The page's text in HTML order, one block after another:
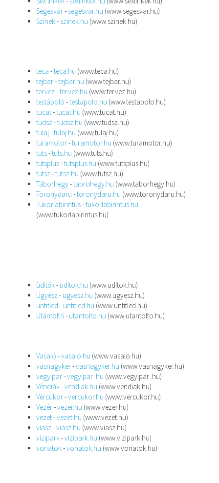
Segesvár- segesvar.hu (www.segesvar.hu)
Színek- szinek.hu (www.szinek.hu)
teca -teca.hu (www.teca.hu)
tejbar-tejbar.hu (www.tejbar.hu)
tervez-tervez.hu (www.tervez.hu)
testápoló -testapolo.hu (www.testapolo.hu)
tucat-tucat.hu (www.tucat.hu)
tudsz-tudsz.hu (www.tudsz.hu)
tulaj-tulaj.hu (www.tulaj.hu)
turamotor-turamotor.hu (www.turamotor.hu)
tuts-tuts.hu (www.tuts.hu)
tutsplus-tutsplus.hu (www.tutsplus.hu)
tutsz-tutsz.hu (www.tutsz.hu)
Táborhegy-tabrohegy.hu (www.taborhegy.hu)
Toronydaru -toronydaru.hu (www.toronydaru.hu)
Tükörlabirintus-tukorlabirintus.hu
(www.tukorlabirintus.hu)
üditők- uditok.hu (www.uditok.hu)
Ügyész- ugyesz.hu (www.ugyesz.hu)
untitled - untitled.hu (www.untitled.hu)
Utántöltő- utantolto.hu (www.utantolto.hu)
Vasaló -vasalo.hu (www.vasalo.hu)
vasnagyker-vasnagyker.hu (www.vasnagyker.hu)
vegyipar-vegyipar .hu (www.vegyipar .hu)
Véndiák-vendiak.hu (www.vendiak.hu)
Vércukor-vercukor.hu (www.vercukor.hu)
Vezér-vezer.hu (www.vezer.hu)
vezet-vezet.hu (www.vezet.hu)
viasz-viasz.hu (www.viasz.hu)
vizipark-vizipark.hu (www.vizipark.hu)
vonatok-vonatok.hu (www.vonatok.hu)